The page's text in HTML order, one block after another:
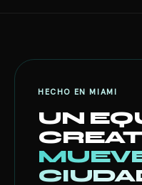
HECHO EN MIAMI
UN